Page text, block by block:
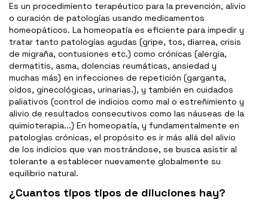
Es un procedimiento terapéutico para la prevención, alivio
o curación de patologías usando medicamentos
homeopáticos. La homeopatía es eficiente para impedir y
tratar tanto patologías agudas (gripe, tos, diarrea, crisis
de migraña, contusiones etc.) como crónicas (alergia,
dermatitis, asma, dolencias reumáticas, ansiedad y
muchas más) en infecciones de repetición (garganta,
oídos, ginecológicas, urinarias.), y también en cuidados
paliativos (control de indicios como mal o estreñimiento y
alivio de resultados consecutivos como las náuseas de la
quimioterapia...) En homeopatía, y fundamentalmente en
patologías crónicas, el propósito es ir más allá del alivio
de los indicios que van mostrándose, se busca asistir al
tolerante a establecer nuevamente globalmente su
equilibrio natural.
¿Cuantos tipos tipos de diluciones hay?